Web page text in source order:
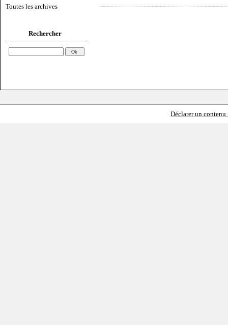
Toutes les archives
Rechercher
Déclarer un